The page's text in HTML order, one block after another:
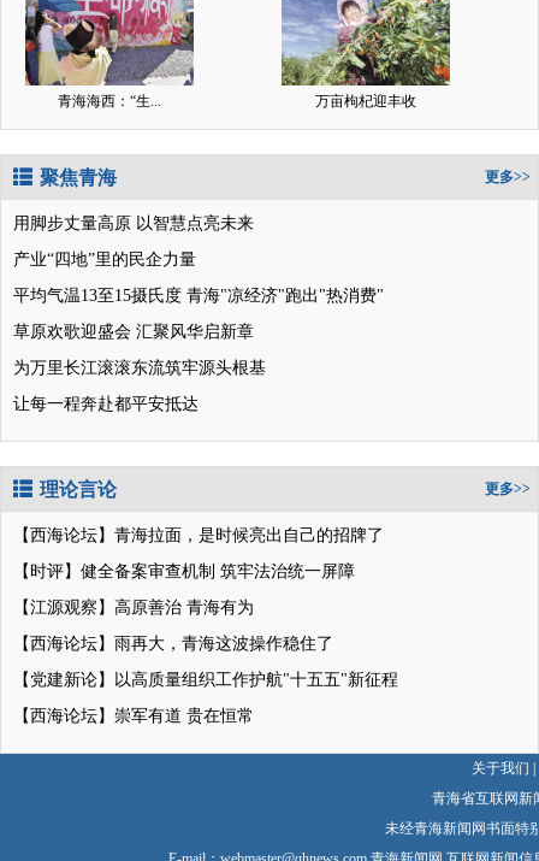
青海海西：“生... 万亩枸杞迎丰收
聚焦青海 更多>>
用脚步丈量高原 以智慧点亮未来
产业“四地”里的民企力量
平均气温13至15摄氏度 青海"凉经济"跑出"热消费"
草原欢歌迎盛会 汇聚风华启新章
为万里长江滚滚东流筑牢源头根基
让每一程奔赴都平安抵达
理论言论 更多>>
【西海论坛】青海拉面，是时候亮出自己的招牌了
【时评】健全备案审查机制 筑牢法治统一屏障
【江源观察】高原善治 青海有为
【西海论坛】雨再大，青海这波操作稳住了
【党建新论】以高质量组织工作护航"十五五"新征程
【西海论坛】崇军有道 贵在恒常
关于我们
青海省互联网
未经青海新闻网书面特